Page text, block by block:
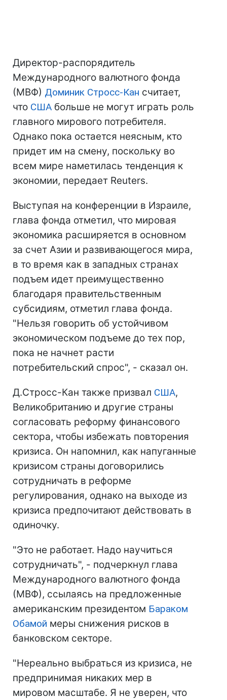
Директор-распорядитель
Международного валютного фонда
(МВФ) Доминик Стросс-Кан считает,
что США больше не могут играть роль
главного мирового потребителя.
Однако пока остается неясным, кто
придет им на смену, поскольку во
всем мире наметилась тенденция к
экономии, передает Reuters.
Выступая на конференции в Израиле,
глава фонда отметил, что мировая
экономика расширяется в основном
за счет Азии и развивающегося мира,
в то время как в западных странах
подъем идет преимущественно
благодаря правительственным
субсидиям, отметил глава фонда.
"Нельзя говорить об устойчивом
экономическом подъеме до тех пор,
пока не начнет расти
потребительский спрос", - сказал он.
Д.Стросс-Кан также призвал США,
Великобританию и другие страны
согласовать реформу финансового
сектора, чтобы избежать повторения
кризиса. Он напомнил, как напуганные
кризисом страны договорились
сотрудничать в реформе
регулирования, однако на выходе из
кризиса предпочитают действовать в
одиночку.
"Это не работает. Надо научиться
сотрудничать", - подчеркнул глава
Международного валютного фонда
(МВФ), ссылаясь на предложенные
американским президентом Бараком
Обамой меры снижения рисков в
банковском секторе.
"Нереально выбраться из кризиса, не
предпринимая никаких мер в
мировом масштабе. Я не уверен, что